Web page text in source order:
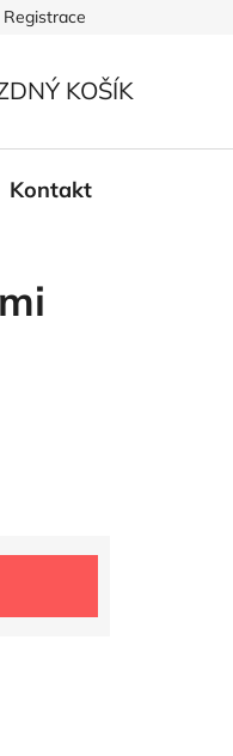
Registrace
KOŠÍK
Kontakt